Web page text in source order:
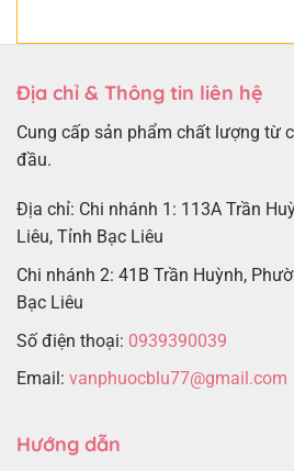
Địa chỉ & Thông tin liên hệ
Cung cấp sản phẩm chất lượng từ
đầu.
Địa chỉ: Chi nhánh 1: 113A Trần
Liêu, Tỉnh Bạc Liêu
Chi nhánh 2: 41B Trần Huỳnh,
Bạc Liêu
Số điện thoại: 0939390039
Email: vanphuocblu77@gmail.com
Hướng dẫn